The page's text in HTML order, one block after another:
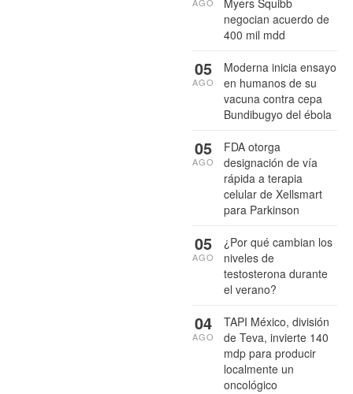
Myers Squibb
negocian acuerdo de
400 mil mdd
AGO
Moderna inicia ensayo
en humanos de su
vacuna contra cepa
Bundibugyo del ébola
05
AGO
FDA otorga
designación de vía
rápida a terapia
celular de Xellsmart
para Parkinson
05
AGO
¿Por qué cambian los
niveles de
testosterona durante
el verano?
05
AGO
TAPI México, división
de Teva, invierte 140
mdp para producir
localmente un
oncológico
04
AGO